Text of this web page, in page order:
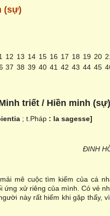
(sự)
12 13 14 15 16 17 18 19 20
37 38 39 40 41 42 43 44 45
triết / Hiền minh (sự)
; t.Pháp : la sagesse]
ĐINH
mê cuộc tìm kiếm của cá
ứng xử riêng của mình. Có vẻ
này rất hiếm khi gặp thấy,